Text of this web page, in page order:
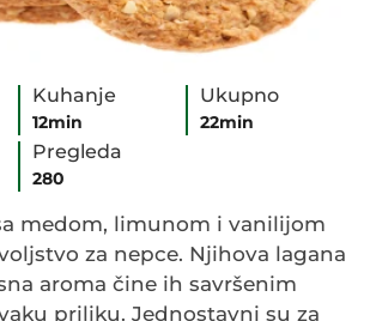
Kuhanje
12min
Ukupno
22min
Pregleda
280
medom, limunom i vanilijom
za nepce. Njihova lagana
aroma čine ih savršenim
priliku. Jednostavni su za